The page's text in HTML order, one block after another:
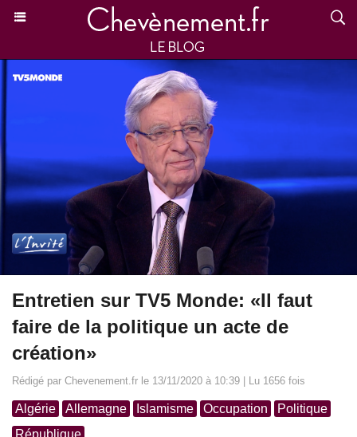
Entretien sur TV5 Monde: «Il faut
faire de la politique un acte de
création»
Rédigé par Chevenement.fr le 13/11/2020 à 10:39 | Lu 1656 fois
Algérie Allemagne Islamisme Occupation
Politique
République